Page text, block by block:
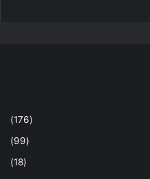
(176)
(99)
(18)